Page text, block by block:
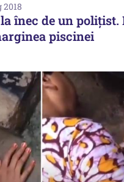
2018
înec de un poliţist.
piscinei